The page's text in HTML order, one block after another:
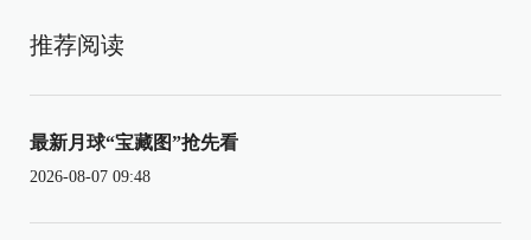
推荐阅读
最新月球“宝藏图”抢先看
2026-08-07 09:48